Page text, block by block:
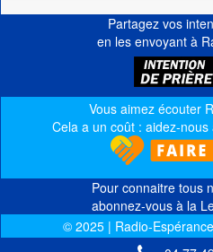
Partagez vos
en les envoyant à
Vous aimez écouter
Cela a un coût : aidez-
Pour connaitre tous
abonnez-vous à la
© 2025 | Radio-